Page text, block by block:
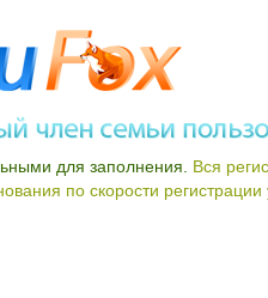
для заполнения. Вся
по скорости